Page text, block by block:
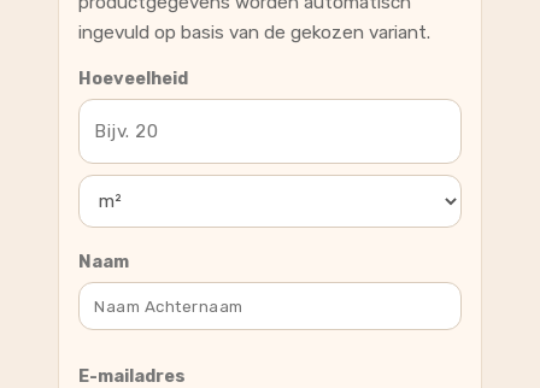
ingevuld op basis van de gekozen variant.
Hoeveelheid
Naam
E-mailadres